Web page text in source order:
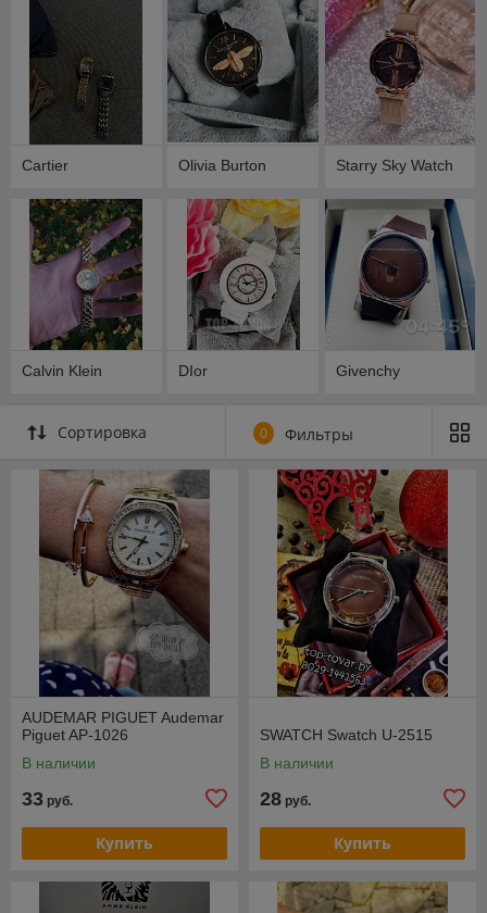
Cartier Olivia Burton Starry Sky Watch
Calvin Klein DIor Givenchy
Сортировка 0 Фильтры
AUDEMAR PIGUET Audemar
Piguet AP-1026
В наличии
33 руб.
Купить
SWATCH Swatch U-2515
В наличии
28 руб.
Купить